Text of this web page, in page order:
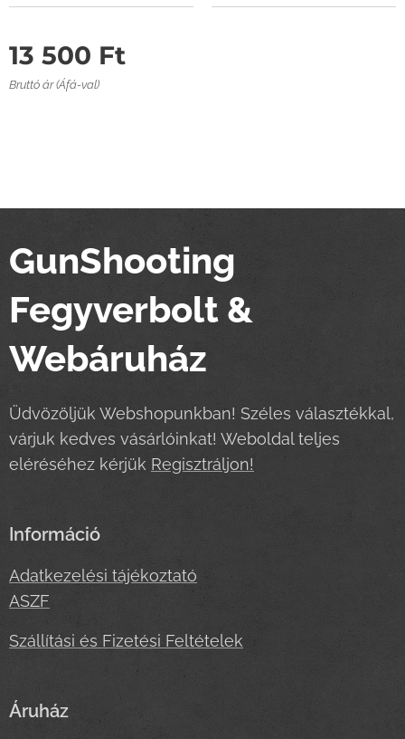
13 500 Ft
Bruttó ár (Áfá-val)
GunShooting
Fegyverbolt &
Webáruház
Üdvözöljük Webshopunkban! Széles választékkal,
várjuk kedves vásárlóinkat! Weboldal teljes
eléréséhez kérjük Regisztráljon!
Információ
Adatkezelési tájékoztató
ASZF
Szállítási és Fizetési Feltételek
Áruház